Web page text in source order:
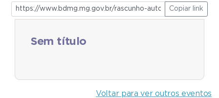
Copiar link
Sem título
Voltar para ver outros eventos